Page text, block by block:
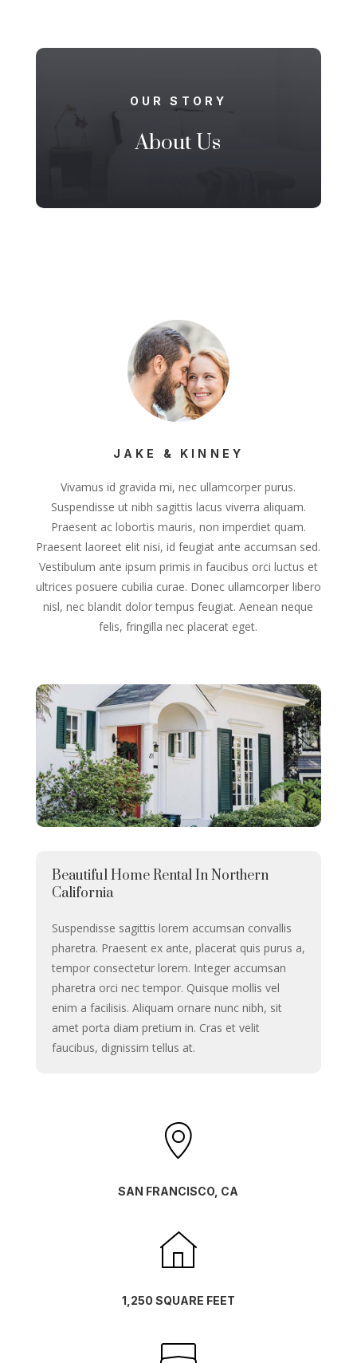
OUR STORY
About Us
JAKE & KINNEY
Vivamus id gravida mi, nec ullamcorper purus.
Suspendisse ut nibh sagittis lacus viverra aliquam.
Praesent ac lobortis mauris, non imperdiet quam.
Praesent laoreet elit nisi, id feugiat ante accumsan sed.
Vestibulum ante ipsum primis in faucibus orci luctus et
ultrices posuere cubilia curae. Donec ullamcorper libero
nisl, nec blandit dolor tempus feugiat. Aenean neque
felis, fringilla nec placerat eget.
Beautiful Home Rental In Northern
California
Suspendisse sagittis lorem accumsan convallis
pharetra. Praesent ex ante, placerat quis purus a,
tempor consectetur lorem. Integer accumsan
pharetra orci nec tempor. Quisque mollis vel
enim a facilisis. Aliquam ornare nunc nibh, sit
amet porta diam pretium in. Cras et velit
faucibus, dignissim tellus at.
SAN FRANCISCO, CA
1,250 SQUARE FEET